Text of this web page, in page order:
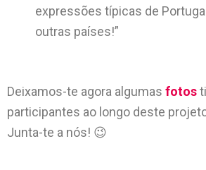
expressões típicas de
outras países!”
Deixamos-te agora algumas fotos
participantes ao longo deste
Junta-te a nós! 😉